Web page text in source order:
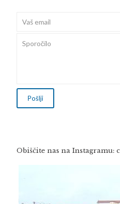
Obiščite nas na Instagramu: